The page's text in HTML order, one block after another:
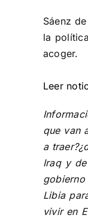
Sáenz
la
acoger.
Leer
que van
a
Iraq y
gobierno
Libia
vivir en